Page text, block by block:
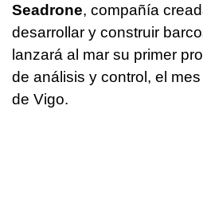
Seadrone, compañía
desarrollar y construir
lanzará al mar su primer
de análisis y control, el
de Vigo.